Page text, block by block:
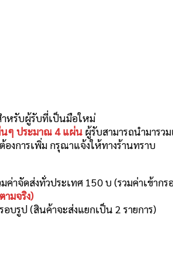
ำหรับผู้รับที่เป็นมือใหม่
ๆ ประมาณ 4 แผ่น ผู้รับสามารถนำมารว
งการเพิ่ม กรุณาแจ้งให้ทางร้านทราบ
ค่าจัดส่งทั่วประเทศ 150 บ (รวมค่าเข้า
ามจริง)
บรูป (สินค้าจะส่งแยกเป็น 2 รายการ)